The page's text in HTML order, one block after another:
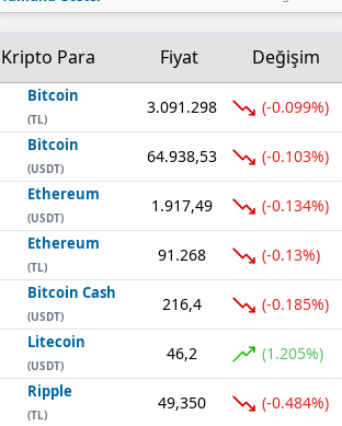
Kripto Para Fiyat Değişim
Bitcoin
(TL)
3.091.298 (-0.099%)
Bitcoin
(USDT)
64.938,53 (-0.103%)
Ethereum
(USDT)
1.917,49 (-0.134%)
Ethereum
(TL)
91.268 (-0.13%)
Bitcoin Cash
(USDT)
216,4 (-0.185%)
Litecoin
(USDT)
46,2 (1.205%)
Ripple
(TL)
49,350 (-0.484%)